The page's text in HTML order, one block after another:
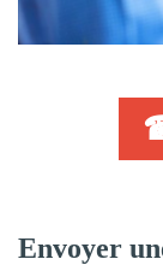
Envoyer